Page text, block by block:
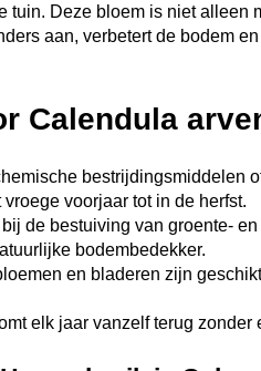
tuin. Deze bloem is niet alleen
aan, verbetert de bodem
Calendula
bestrijdingsmiddelen
voorjaar tot in de herfst.
de bestuiving van groente-
bodembedekker.
en bladeren zijn
elk jaar vanzelf terug zonder